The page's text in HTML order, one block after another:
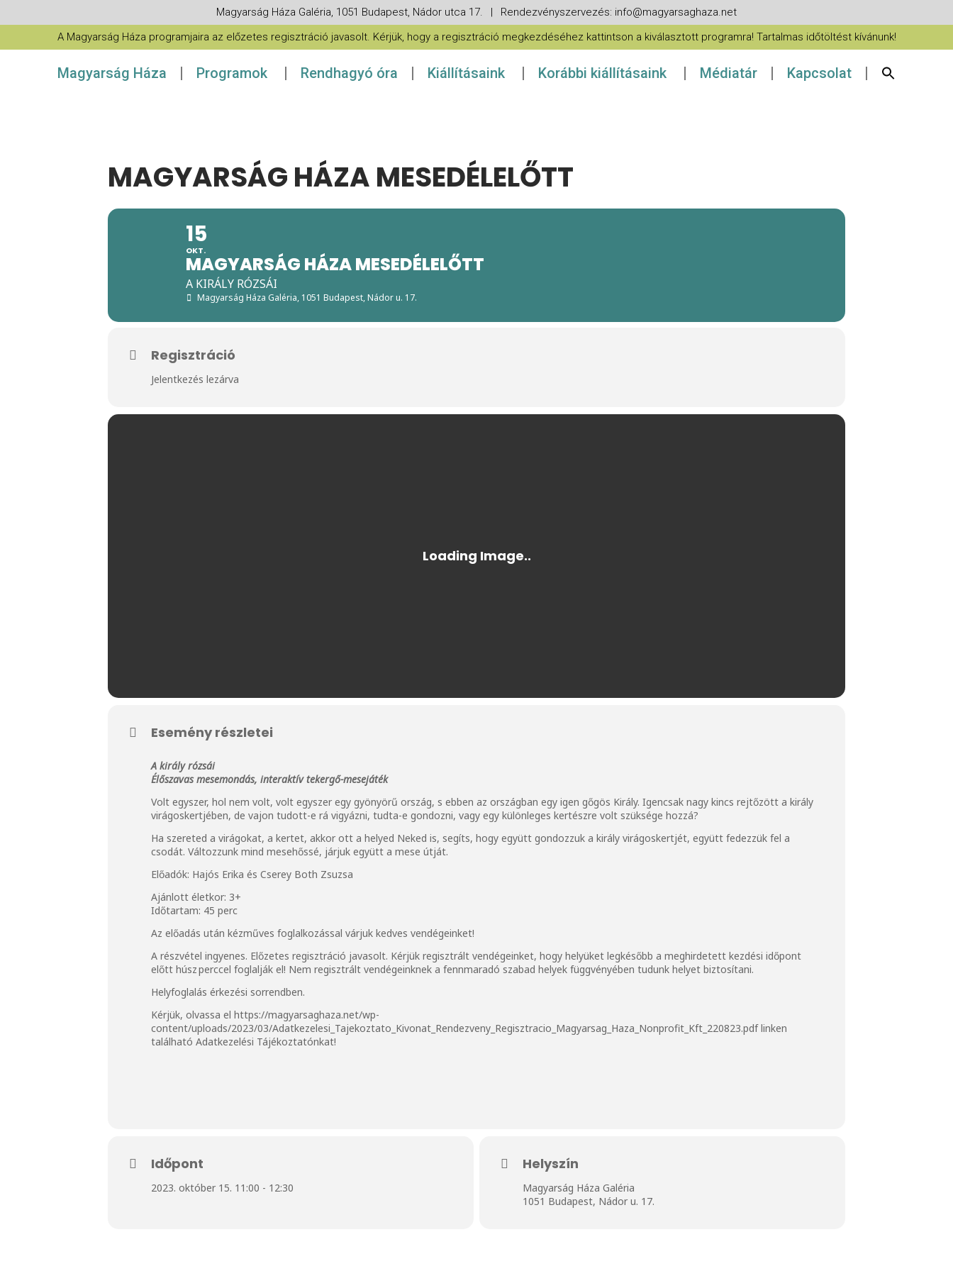
Magyarság Háza Galéria, 1051 Budapest, Nádor utca 17. | Rendezvényszervezés: info@magyarsaghaza.net
A Magyarság Háza programjaira az előzetes regisztráció javasolt. Kérjük, hogy a regisztráció megkezdéséhez kattintson a kiválasztott programra! Tartalmas időtöltést kívánunk!
Magyarság Háza Programok Rendhagyó óra Kiállításaink Korábbi kiállításaink Médiatár Kapcsolat
MAGYARSÁG HÁZA MESEDÉLELŐTT
15
OKT.
MAGYARSÁG HÁZA MESEDÉLELŐTT
A KIRÁLY RÓZSÁI
Magyarság Háza Galéria, 1051 Budapest, Nádor u. 17.
Regisztráció
Jelentkezés lezárva
Esemény részletei
A király rózsái
Élőszavas mesemondás, interaktív tekergő-mesejáték
Volt egyszer, hol nem volt, volt egyszer egy gyönyörű ország, s ebben az országban egy igen gőgös Király. Igencsak nagy kincs rejtőzött a király
virágoskertjében, de vajon tudott-e rá vigyázni, tudta-e gondozni, vagy egy különleges kertészre volt szüksége hozzá?
Ha szereted a virágokat, a kertet, akkor ott a helyed Neked is, segíts, hogy együtt gondozzuk a király virágoskertjét, együtt fedezzük fel a
csodát. Változzunk mind mesehőssé, járjuk együtt a mese útját.
Előadók: Hajós Erika és Cserey Both Zsuzsa
Ajánlott életkor: 3+
Időtartam: 45 perc
Az előadás után kézműves foglalkozással várjuk kedves vendégeinket!
A részvétel ingyenes. Előzetes regisztráció javasolt. Kérjük regisztrált vendégeinket, hogy helyüket legkésőbb a meghirdetett kezdési időpont
előtt húsz perccel foglalják el! Nem regisztrált vendégeinknek a fennmaradó szabad helyek függvényében tudunk helyet biztosítani.
Helyfoglalás érkezési sorrendben.
Kérjük, olvassa el https://magyarsaghaza.net/wp-
content/uploads/2023/03/Adatkezelesi_Tajekoztato_Kivonat_Rendezveny_Regisztracio_Magyarsag_Haza_Nonprofit_Kft_220823.pdf linken
található Adatkezelési Tájékoztatónkat!
Időpont
2023. október 15. 11:00 - 12:30
Helyszín
Magyarság Háza Galéria
1051 Budapest, Nádor u. 17.